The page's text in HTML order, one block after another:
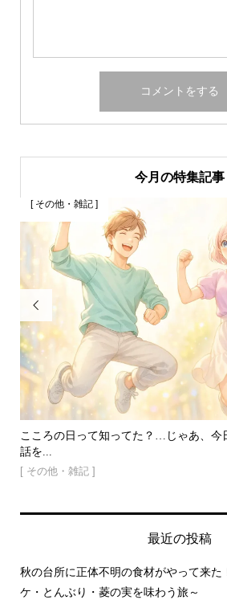
今月の特集記事

こころの日って知ってた？…じゃあ、今
話を...
[ その他・雑記 ]
[ その他・雑記 ]
最近の投稿
秋の台所に正体不明の食材がやって来た
ケ・とんぶり・菱の実を味わう旅～